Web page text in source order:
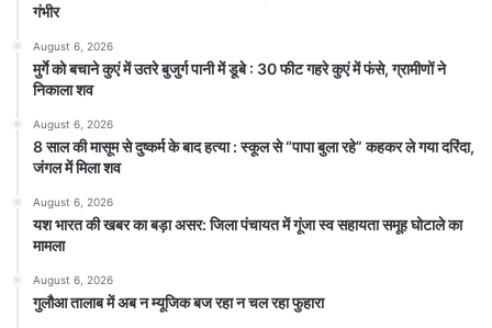
गंभीर
August 6, 2026
मुर्गे को बचाने कुएं में उतरे बुजुर्ग पानी में डूबे : 30 फीट गहरे कुएं में फंसे, ग्रामीणों ने
निकाला शव
August 6, 2026
8 साल की मासूम से दुष्कर्म के बाद हत्या : स्कूल से “पापा बुला रहे” कहकर ले गया दरिंदा,
जंगल में मिला शव
August 6, 2026
यश भारत की खबर का बड़ा असर: जिला पंचायत में गूंजा स्व सहायता समूह घोटाले का
मामला
August 6, 2026
गुलौआ तालाब में अब न म्यूजिक बज रहा न चल रहा फुहारा